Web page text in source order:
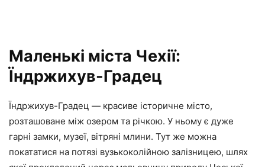
Маленькі міста Чехії:
Їндржихув-Градец
Їндржихув-Градец — красиве історичне місто,
розташоване між озером та річкою. У ньому є дуже
гарні замки, музеї, вітряні млини. Тут же можна
покататися на потязі вузькоколійною залізницею, шлях